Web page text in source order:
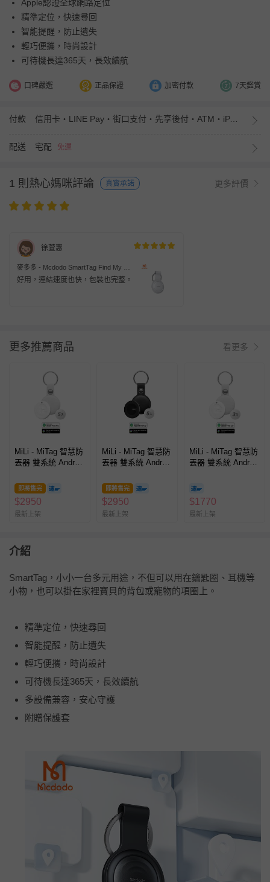
Apple認證全球網路定位
精準定位，快速尋回
智能提醒，防止遺失
輕巧便攜，時尚設計
可待機長達365天，長效續航
口碑嚴選 正品保證 加密付款 7天鑑賞
付款 信用卡・LINE Pay・街口支付・先享後付・ATM・iPASS MONEY
配送 宅配 免運
1 則熱心媽咪評論 真實承諾 更多評價
徐萱惠
麥多多 - Mcdodo SmartTag Find My 防
丟定位器 AT-720-白色(iOS限定)
好用，連結速度也快，包裝也完整。
更多推薦商品 看更多
MiLi - MiTag 智慧防
丟器 雙系統 Android
入組/白色）
即將售完
$2950
最新上架
MiLi - MiTag 智慧防
丟器 雙系統 Android
入組/黑色）
即將售完
$2950
最新上架
MiLi - MiTag 智慧防
丟器 雙系統 Android
入組/白色）
$1770
最新上架
介紹
SmartTag，小小一台多元用途，不但可以用在鑰匙圈、耳機等
小物，也可以掛在家裡寶貝的背包或寵物的項圈上。
精準定位，快速尋回
智能提醒，防止遺失
輕巧便攜，時尚設計
可待機長達365天，長效續航
多設備兼容，安心守護
附贈保護套